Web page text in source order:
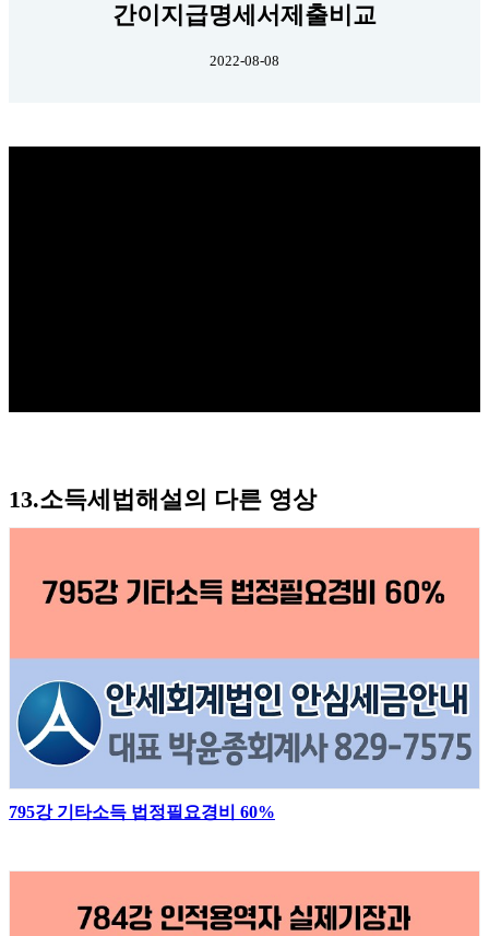
간이지급명세서제출비교
2022-08-08
13.소득세법해설의 다른 영상
795강 기타소득 법정필요경비 60%